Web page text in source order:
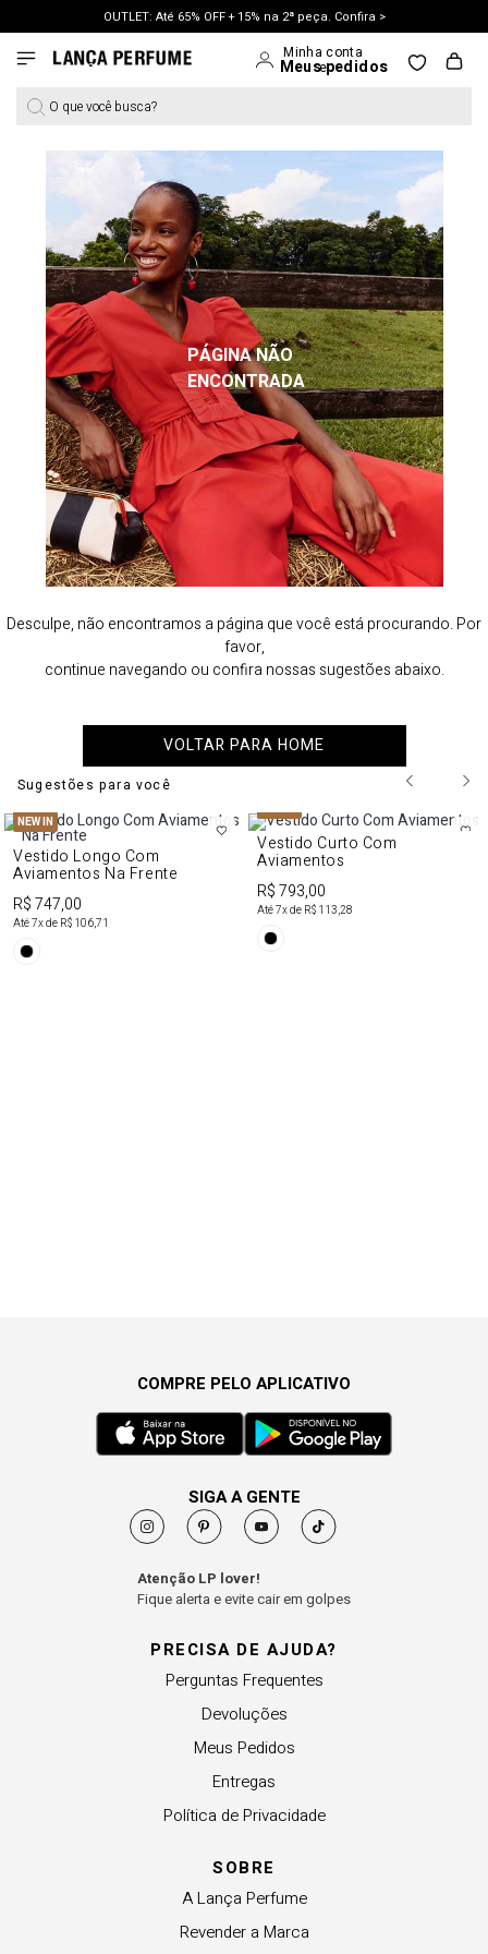
OUTLET: Até 65% OFF + 15% na 2ª peça. Confira >
LANÇAMENTO PRIMAVERA 27. Clique e aproveite.
O que você busca?
PÁGINA NÃO
ENCONTRADA
Desculpe, não encontramos a página que você está procurando. Por
favor,
continue navegando ou confira nossas sugestões abaixo.
VOLTAR PARA HOME
Sugestões para você
NEW IN
Vestido Longo Com
Aviamentos Na Frente
R$ 747,00
Até7x de R$ 106,71
NEW IN
Vestido Curto Com
Aviamentos
R$ 793,00
Até7x de R$ 113,28
PRECISA DE AJUDA?
Perguntas Frequentes
Devoluções
Meus Pedidos
Entregas
Política de Privacidade
SOBRE
A Lança Perfume
Revender a Marca
COMPRE PELO APLICATIVO
SIGA A GENTE
Atenção LP lover!
Fique alerta e evite cair em golpes